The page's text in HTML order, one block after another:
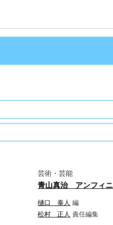
芸術・芸能
青山真治 アンフィ
樋口 泰人 編
松村 正人 責任編集